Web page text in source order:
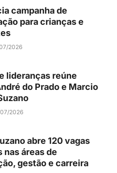
campanha de
para crianças e
2026
lideranças reúne
do Prado e Marcio
2026
abre 120 vagas
nas áreas de
gestão e carreira